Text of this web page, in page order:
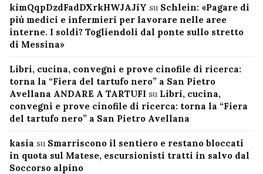
kimQqpDzdFadDXrkHWJAJiY su Schlein: «Pagare di
più medici e infermieri per lavorare nelle aree
interne. I soldi? Togliendoli dal ponte sullo stretto
di Messina»
Libri, cucina, convegni e prove cinofile di ricerca:
torna la “Fiera del tartufo nero” a San Pietro
Avellana ANDARE A TARTUFI su Libri, cucina,
convegni e prove cinofile di ricerca: torna la “Fiera
del tartufo nero” a San Pietro Avellana
kasia su Smarriscono il sentiero e restano bloccati
in quota sul Matese, escursionisti tratti in salvo dal
Soccorso alpino